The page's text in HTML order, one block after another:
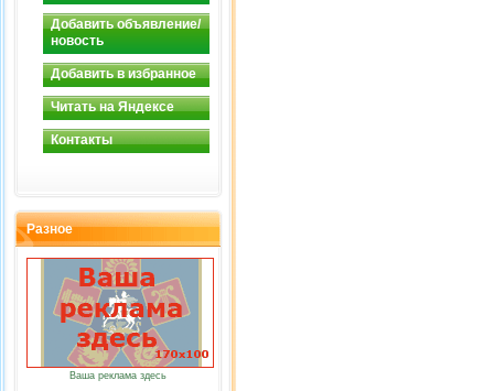
Добавить объявление/
новость
Добавить в избранное
Читать на Яндексе
Контакты
Разное
Ваша реклама здесь